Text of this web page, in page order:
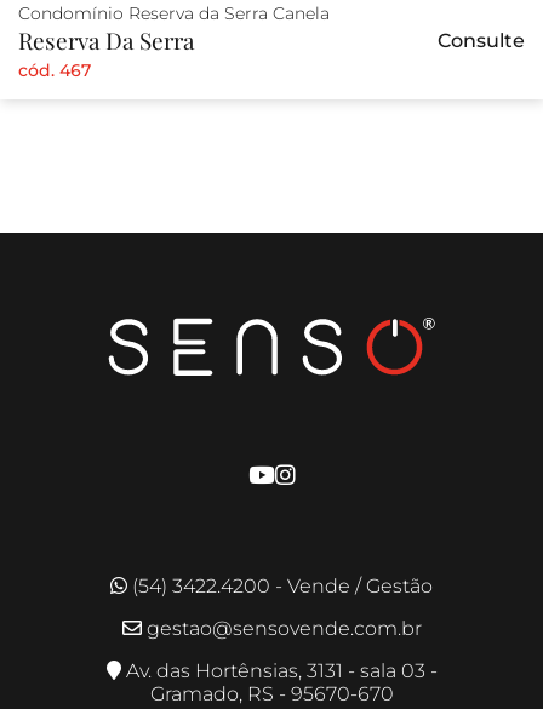
Condomínio Reserva da Serra Canela
Reserva Da Serra Consulte
cód. 467
(54) 3422.4200 - Vende / Gestão
gestao@sensovende.com.br
Av. das Hortênsias, 3131 - sala 03 -
Gramado, RS - 95670-670